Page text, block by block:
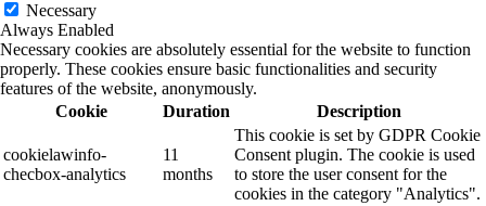
Necessary
Always Enabled
Necessary cookies are absolutely essential for the website to function
properly. These cookies ensure basic functionalities and security
features of the website, anonymously.
Cookie
Duration Description
cookielawinfo-
checbox-analytics
11
months
This cookie is set by GDPR Cookie
Consent plugin. The cookie is used
to store the user consent for the
cookies in the category "Analytics".